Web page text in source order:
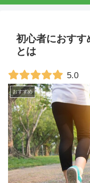
初心者におす
とは
5.0
おすすめ